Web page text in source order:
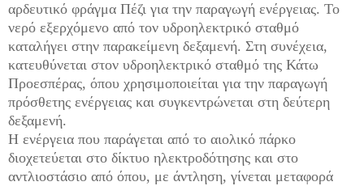
αρδευτικό φράγμα Πέζι για την παραγωγή ενέργειας. Το
νερό εξερχόμενο από τον υδροηλεκτρικό σταθμό
καταλήγει στην παρακείμενη δεξαμενή. Στη συνέχεια,
κατευθύνεται στον υδροηλεκτρικό σταθμό της Κάτω
Προεσπέρας, όπου χρησιμοποιείται για την παραγωγή
πρόσθετης ενέργειας και συγκεντρώνεται στη δεύτερη
δεξαμενή.
Η ενέργεια που παράγεται από το αιολικό πάρκο
διοχετεύεται στο δίκτυο ηλεκτροδότησης και στο
αντλιοστάσιο από όπου, με άντληση, γίνεται μεταφορά